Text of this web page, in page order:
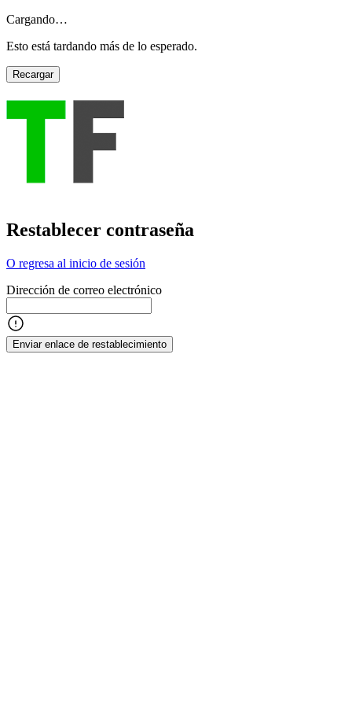
Cargando…
Esto está tardando más de lo esperado.
Recargar
Restablecer contraseña
O regresa al inicio de sesión
Dirección de correo electrónico
Enviar enlace de restablecimiento